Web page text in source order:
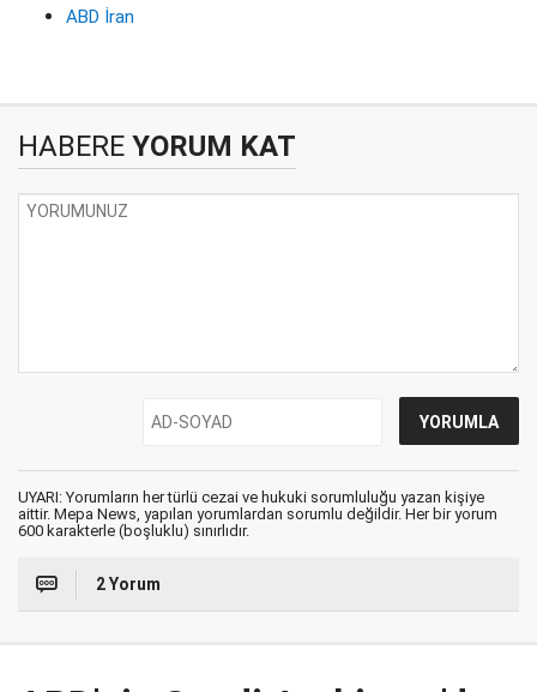
ABD İran
HABERE YORUM KAT
UYARI: Yorumların her türlü cezai ve hukuki sorumluluğu yazan kişiye
aittir. Mepa News, yapılan yorumlardan sorumlu değildir. Her bir yorum
600 karakterle (boşluklu) sınırlıdır.
2 Yorum